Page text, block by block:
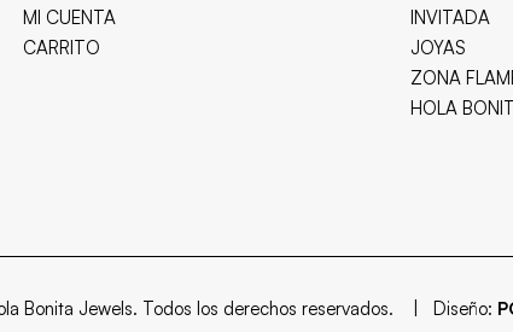
MI CUENTA
CARRITO
INVITADA
JOYAS
ZONA
HOLA
Bonita Jewels. Todos los derechos reservados. | Diseño: